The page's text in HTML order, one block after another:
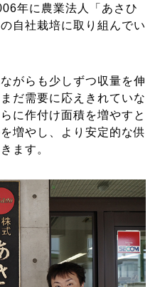
年に農業法人「あさひ
自社栽培に取り組んでい
がらも少しずつ収量を伸
だ需要に応えきれていな
に作付け面積を増やすと
増やし、より安定的な供
ます。